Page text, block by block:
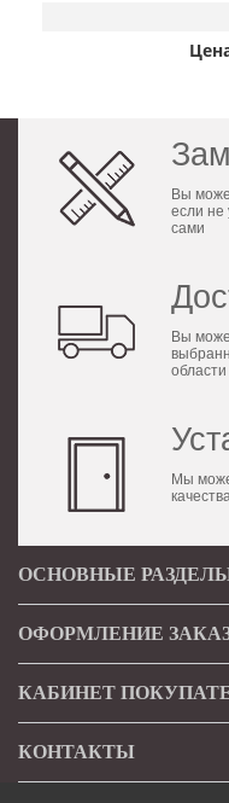
Вы
если не
сами
Вы
области
Мы
ОСНОВНЫЕ
ОФОРМЛЕНИЕ
КАБИНЕТ
КОНТАКТЫ